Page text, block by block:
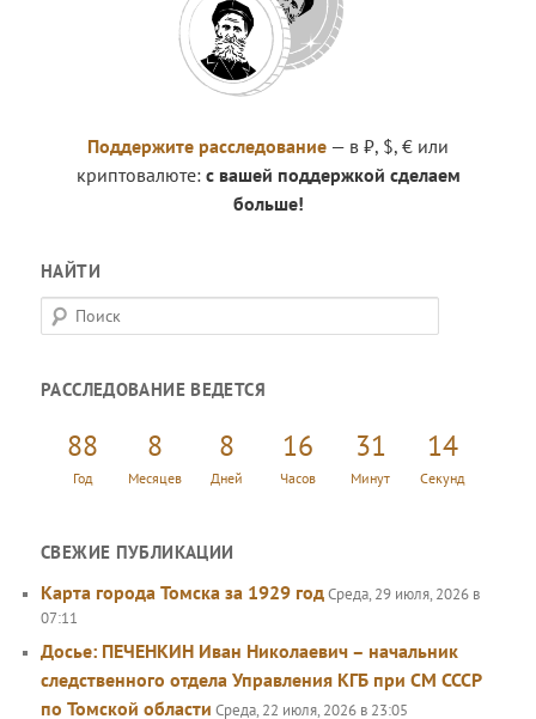
Поддержите расследование — в ₽, $, € или
криптовалюте: с вашей поддержкой сделаем
больше!
НАЙТИ
П
о
с
РАССЛЕДОВАНИЕ ВЕДЕТСЯ
88
Год
8
Месяцев
8
Дней
16
Часов
31
Минут
15
Секунд
СВЕЖИЕ ПУБЛИКАЦИИ
Карта города Томска за 1929 годСреда, 29 июля, 2026 в
07:11
Досье: ПЕЧЕНКИН Иван Николаевич – начальник
следственного отдела Управления КГБ при СМ СССР
по Томской области Среда, 22 июля, 2026 в 23:05